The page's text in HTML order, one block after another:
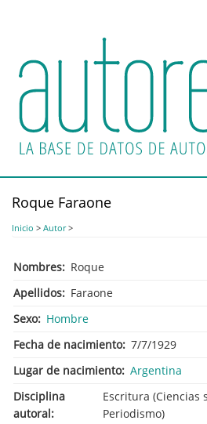
principal
Roque Faraone
Inicio > Autor>
Nombres
Roque
Apellidos
Faraone
Sexo
Hombre
Fecha de nacimiento 7/7/1929
Lugar de nacimiento Argentina
Disciplina
autoral
Escritura (Ciencias
Periodismo)